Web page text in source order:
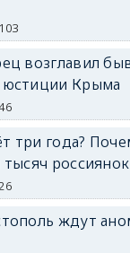
возглавил
юстиции Крыма
три года?
россиянок
ждут